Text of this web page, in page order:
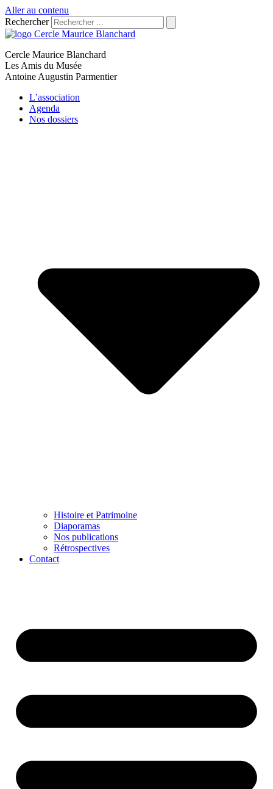
Aller au contenu
Rechercher
Cercle Maurice Blanchard
Les Amis du Musée
Antoine Augustin Parmentier
L’association
Agenda
Nos dossiers
Histoire et Patrimoine
Diaporamas
Nos publications
Rétrospectives
Contact